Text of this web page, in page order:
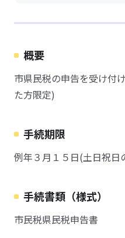
概要
市県民税の申告を受け付
た方限定)
手続期限
例年３月１５日(土日祝日
手続書類（様式）
市民税県民税申告書